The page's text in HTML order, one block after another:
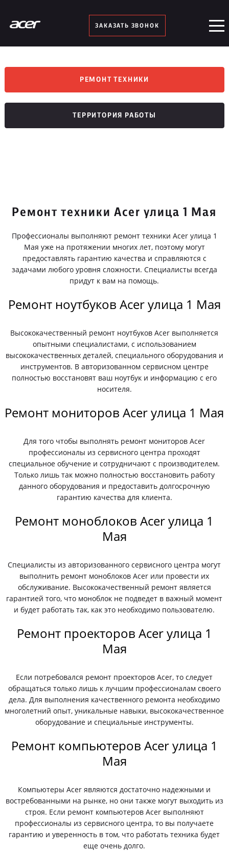
ЗАКАЗАТЬ ЗВОНОК
РЕМОНТ ТЕХНИКИ
ТЕРРИТОРИЯ РАБОТЫ
Ремонт техники Acer улица 1 Мая
Профессионалы выполняют ремонт техники Acer улица 1
Мая уже на протяжении многих лет, поэтому могут
предоставлять гарантию качества и справляются с
задачами любого уровня сложности. Специалисты всегда
придут к вам на помощь.
Ремонт ноутбуков Acer улица 1 Мая
Высококачественный ремонт ноутбуков Acer выполняется
опытными специалистами, с использованием
высококачественных деталей, специального оборудования и
инструментов. В авторизованном сервисном центре
полностью восстановят ваш ноутбук и информацию с его
носителя.
Ремонт мониторов Acer улица 1 Мая
Для того чтобы выполнять ремонт мониторов Acer
профессионалы из сервисного центра проходят
специальное обучение и сотрудничают с производителем.
Только лишь так можно полностью восстановить работу
данного оборудования и предоставить долгосрочную
гарантию качества для клиента.
Ремонт моноблоков Acer улица 1
Мая
Специалисты из авторизованного сервисного центра могут
выполнить ремонт моноблоков Acer или провести их
обслуживание. Высококачественный ремонт является
гарантией того, что моноблок не подведет в важный момент
и будет работать так, как это необходимо пользователю.
Ремонт проекторов Acer улица 1
Мая
Если потребовался ремонт проекторов Acer, то следует
обращаться только лишь к лучшим профессионалам своего
дела. Для выполнения качественного ремонта необходимо
многолетний опыт, уникальные навыки, высококачественное
оборудование и специальные инструменты.
Ремонт компьютеров Acer улица 1
Мая
Компьютеры Acer являются достаточно надежными и
востребованными на рынке, но они также могут выходить из
строя. Если ремонт компьютеров Acer выполняют
профессионалы из сервисного центра, то вы получаете
гарантию и уверенность в том, что работать техника будет
еще очень долго.